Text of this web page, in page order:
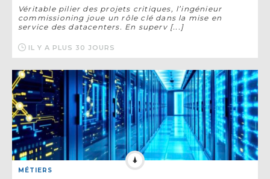
Véritable pilier des projets critiques, l’ingénieur
commissioning joue un rôle clé dans la mise en
service des datacenters. En superv [...]
IL Y A PLUS 30 JOURS
MÉTIERS